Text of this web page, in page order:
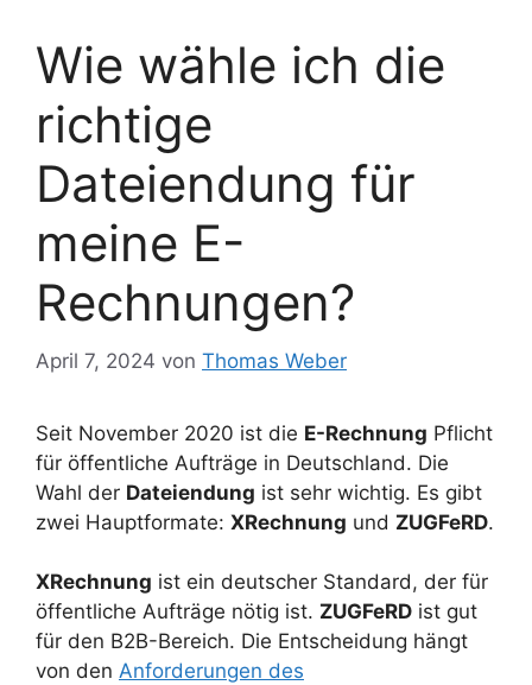
Wie wähle ich die
richtige
Dateiendung für
meine E-
Rechnungen?
April 7, 2024 von Thomas Weber
Seit November 2020 ist die E-Rechnung Pflicht
für öffentliche Aufträge in Deutschland. Die
Wahl der Dateiendung ist sehr wichtig. Es gibt
zwei Hauptformate: XRechnung und ZUGFeRD.
XRechnung ist ein deutscher Standard, der für
öffentliche Aufträge nötig ist. ZUGFeRD ist gut
für den B2B-Bereich. Die Entscheidung hängt
von den Anforderungen des